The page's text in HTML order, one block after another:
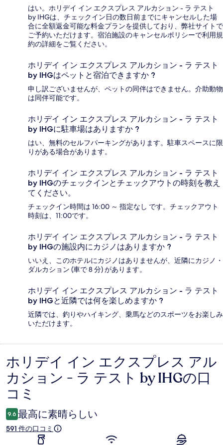
はい。ホリデイ イン エクスプレス アルカション - ラ テスト
by IHGは、チェックイン日の数日前までにキャンセルした場
合に全額返金可能な料金プランを提供しており、弊社サイトで
ご予約いただけます。宿泊施設のキャンセルポリシーで利用規
約の詳細をご覧ください。
ホリデイ イン エクスプレス アルカション - ラ テスト
by IHGはペットと宿泊できますか ?
申し訳ございませんが、ペットの同伴はできません。介助動物
は同伴可能です。
ホリデイ イン エクスプレス アルカション - ラ テスト
by IHGに駐車場はありますか ?
はい、無料のセルフパーキングがあります。駐車スペースに限
りがある場合があります。
ホリデイ イン エクスプレス アルカション - ラ テスト
by IHGのチェックインとチェックアウトの時刻を教え
てください。
チェックイン時間は 16:00 ～ 指定なし です。チェックアウト
時刻は、11:00です。
ホリデイ イン エクスプレス アルカション - ラ テスト
by IHGの施設内にカジノはありますか ?
いいえ、このホテルにカジノはありませんが、近隣にカジノ・
ダルカション (車で 8 分) があります。
ホリデイ イン エクスプレス アルカション - ラ テスト
by IHGと近隣では何を楽しめますか ?
近隣では、釣りやハイキング、乗馬などのスポーツをお楽しみ
いただけます。
口
コ
ミ
ホリデイ イン エクスプレス アル
カション - ラ テスト by IHGの口
コミ
9.6 最高に素晴らしい
591 件の口コミ